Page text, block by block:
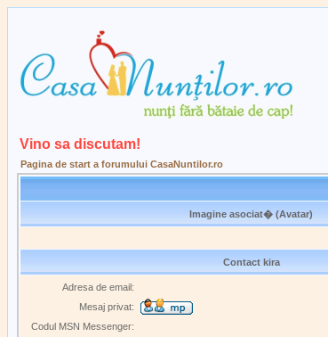
Vino sa discutam!
Pagina de start a forumului CasaNuntilor.ro
Imagine asociat� (Avatar)
Contact kira
Adresa de email:
Mesaj privat:
Codul MSN Messenger: